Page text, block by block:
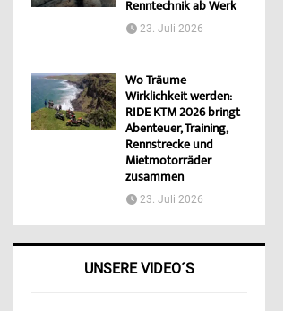
Renntechnik ab Werk
23. Juli 2026
Wo Träume
Wirklichkeit werden:
RIDE KTM 2026 bringt
Abenteuer, Training,
Rennstrecke und
Mietmotorräder
zusammen
23. Juli 2026
UNSERE VIDEO´S